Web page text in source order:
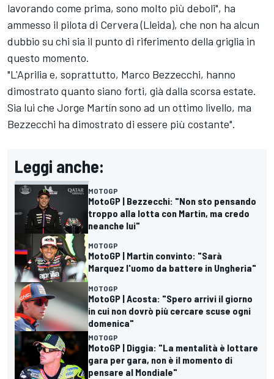
lavorando come prima, sono molto più deboli", ha
ammesso il pilota di Cervera (Lleida), che non ha alcun
dubbio su chi sia il punto di riferimento della griglia in
questo momento.
"L'Aprilia e, soprattutto, Marco Bezzecchi, hanno
dimostrato quanto siano forti, già dalla scorsa estate.
Sia lui che Jorge Martín sono ad un ottimo livello, ma
Bezzecchi ha dimostrato di essere più costante".
Leggi anche:
MOTOGP
MotoGP | Bezzecchi: "Non sto pensando
troppo alla lotta con Martin, ma credo
neanche lui"
MOTOGP
MotoGP | Martin convinto: "Sarà
Marquez l'uomo da battere in Ungheria"
MOTOGP
MotoGP | Acosta: "Spero arrivi il giorno
in cui non dovrò più cercare scuse ogni
domenica"
MOTOGP
MotoGP | Diggia: "La mentalità è lottare
gara per gara, non è il momento di
pensare al Mondiale"